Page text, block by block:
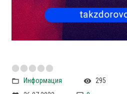
Информация 295